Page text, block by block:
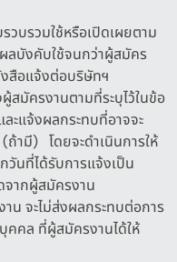
วบรวมใช้หรือเปิดเผยตาม
ลบังคับใช้จนกว่าผู้สมัคร
สือแจ้งต่อบริษัทฯ
สมัครงานตามที่ระบุไว้ในข้อ
ะแจ้งผลกระทบที่อาจจะ
(ถ้ามี) โดยจะดำเนินการให้
วันที่ได้รับการแจ้งเป็น
ากผู้สมัครงาน
น จะไม่ส่งผลกระทบต่อการ
คคล ที่ผู้สมัครงานได้ให้